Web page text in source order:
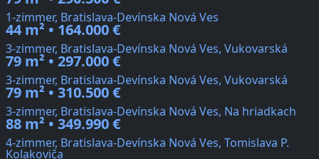
1-zimmer, Bratislava-Devínska Nová Ves
44 m² • 164.000 €
3-zimmer, Bratislava-Devínska Nová Ves, Vukovarská
79 m² • 297.000 €
3-zimmer, Bratislava-Devínska Nová Ves, Vukovarská
79 m² • 310.500 €
3-zimmer, Bratislava-Devínska Nová Ves, Na hriadkach
88 m² • 349.990 €
4-zimmer, Bratislava-Devínska Nová Ves, Tomislava P.
Kolakoviča